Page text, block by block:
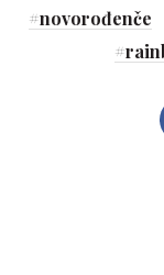
#novorođenče
#